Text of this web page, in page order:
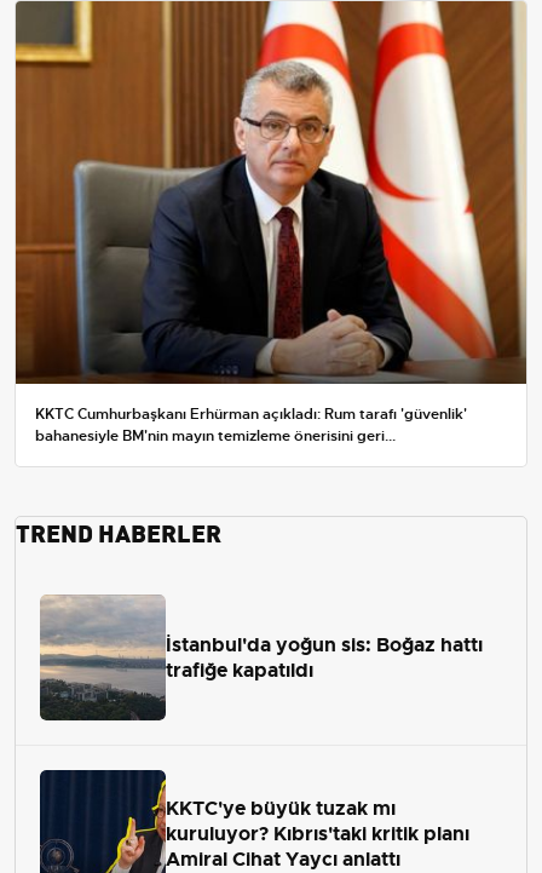
KKTC Cumhurbaşkanı Erhürman açıkladı: Rum tarafı 'güvenlik'
bahanesiyle BM'nin mayın temizleme önerisini geri...
TREND HABERLER
İstanbul'da yoğun sis: Boğaz hattı
trafiğe kapatıldı
KKTC'ye büyük tuzak mı
kuruluyor? Kıbrıs'taki kritik planı
Amiral Cihat Yaycı anlattı